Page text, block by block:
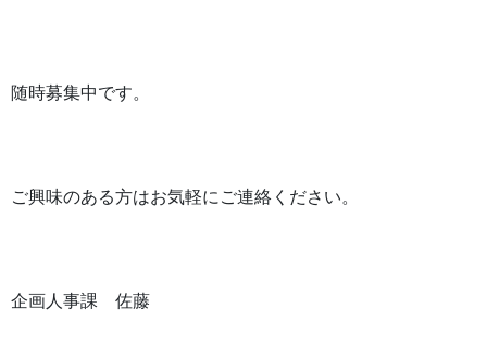
随時募集中です。
ご興味のある方はお気軽にご連絡ください。
企画人事課 佐藤